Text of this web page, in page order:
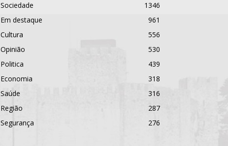
Sociedade
1346
Em destaque
961
Cultura
556
Opinião
530
Politica
439
Economia
318
Saúde
316
Região
287
Segurança
276